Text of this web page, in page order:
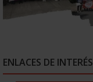
ENLACES DE INTERÉS